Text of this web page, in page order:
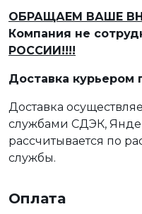
ОБРАЩАЕМ ВАШЕ
Компания не
РОССИИ!!!!
Доставка курьером
Доставка
службами СДЭК,
рассчитывается по
службы.
Оплата